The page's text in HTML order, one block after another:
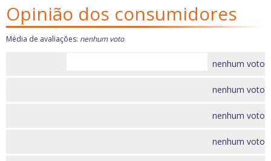
Quebra sol
Racks e Bagageiros
Tapetes e Carpetes
Soquetes e Acessórios
Carburador
Carros Antigos
Casa e Jardim
Opinião dos consumidores
Média de avaliações: nenhum voto
nenhum voto
nenhum voto
nenhum voto
nenhum voto